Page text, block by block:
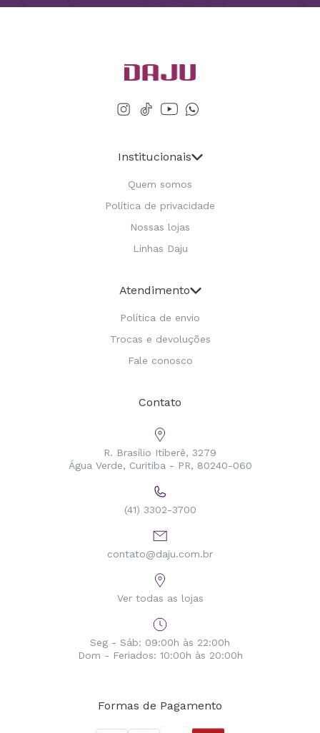
Institucionais
Quem somos
Política de privacidade
Nossas lojas
Linhas Daju
Atendimento
Política de envio
Trocas e devoluções
Fale conosco
Contato
R. Brasílio Itiberê, 3279
Água Verde, Curitiba - PR, 80240-060
(41) 3302-3700
contato@daju.com.br
Ver todas as lojas
Seg - Sáb: 09:00h às 22:00h
Dom - Feriados: 10:00h às 20:00h
Formas de Pagamento